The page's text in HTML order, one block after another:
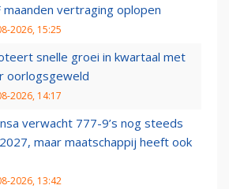
maanden vertraging oplopen
2026, 15:25
snelle groei in kwartaal met
oorlogsgeweld
2026, 14:17
verwacht 777-9’s nog steeds
maar maatschappij heeft ook
2026, 13:42